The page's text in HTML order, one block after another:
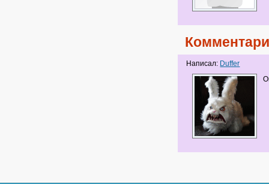
Написал: Duffer